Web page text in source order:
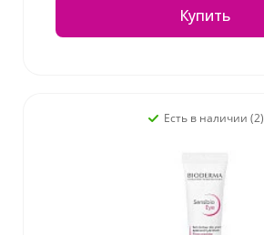
Купить
Есть в наличии (2)